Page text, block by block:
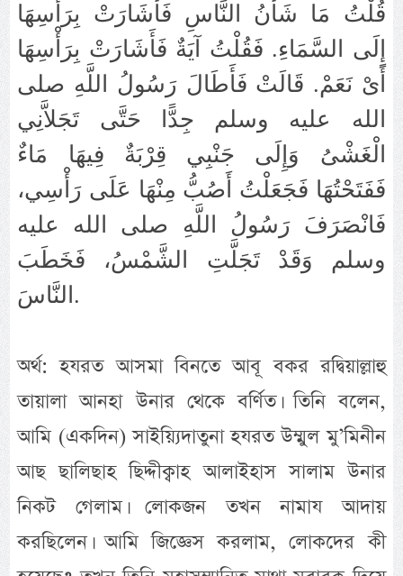
قُلْتُ مَا شَأْنُ النَّاسِ فَأَشَارَتْ بِرَأْسِهَا
إِلَى السَّمَاءِ‏.‏ فَقُلْتُ آيَةٌ فَأَشَارَتْ بِرَأْسِهَا
أَىْ نَعَمْ‏.‏ قَالَتْ فَأَطَالَ رَسُولُ اللَّهِ صلى
الله عليه وسلم جِدًّا حَتَّى تَجَلاَّنِي
الْغَشْىُ وَإِلَى جَنْبِي قِرْبَةٌ فِيهَا مَاءٌ
فَفَتَحْتُهَا فَجَعَلْتُ أَصُبُّ مِنْهَا عَلَى رَأْسِي،
فَانْصَرَفَ رَسُولُ اللَّهِ صلى الله عليه
وسلم وَقَدْ تَجَلَّتِ الشَّمْسُ، فَخَطَبَ
النَّاسَ.
অর্থ: হযরত আসমা বিনতে আবূ বকর রদ্বিয়াল্লাহু
তায়ালা আনহা উনার থেকে বর্ণিত। তিনি বলেন,
আমি (একদিন) সাইয়্যিদাতুনা হযরত উম্মুল মু’মিনীন
আছ ছালিছাহ ছিদ্দীক্বাহ আলাইহাস সালাম উনার
নিকট গেলাম। লোকজন তখন নামায আদায়
করছিলেন। আমি জিজ্ঞেস করলাম, লোকদের কী